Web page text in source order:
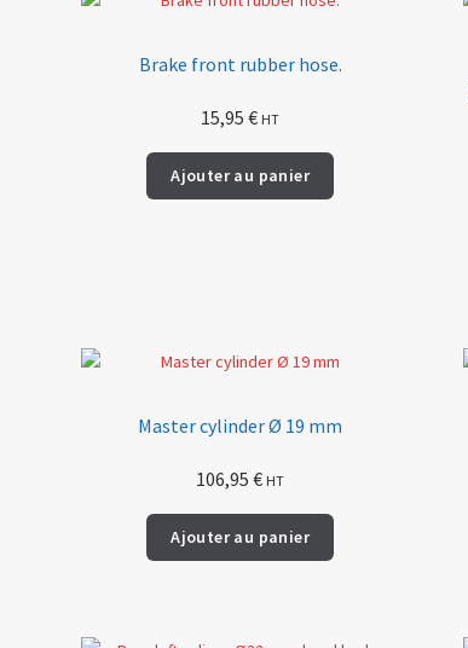
Brake front rubber hose.
15,95€ HT
Ajouter au panier
Master cylinder Ø 19 mm
106,95€ HT
Ajouter au panier